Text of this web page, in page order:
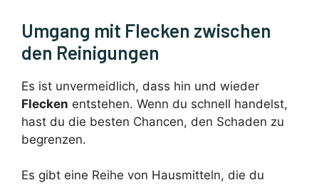
Umgang mit Flecken zwischen
den Reinigungen
Es ist unvermeidlich, dass hin und wieder
Flecken entstehen. Wenn du schnell handelst,
hast du die besten Chancen, den Schaden zu
begrenzen.
Es gibt eine Reihe von Hausmitteln, die du